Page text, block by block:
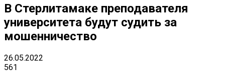
В Стерлитамаке преподавателя
университета будут судить за
мошенничество
26.05.2022
561